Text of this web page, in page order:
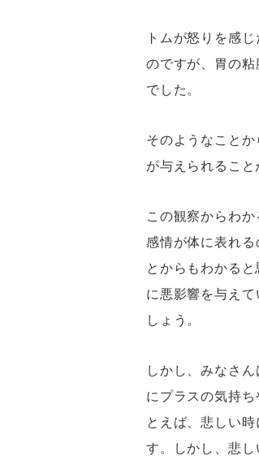
トムが怒りを感
のですが、胃の
でした。
そのようなこと
が与えられること
この観察からわ
感情が体に表れ
とからもわかる
に悪影響を与え
しょう。
しかし、みなさ
にプラスの気持
とえば、悲しい
す。しかし、悲